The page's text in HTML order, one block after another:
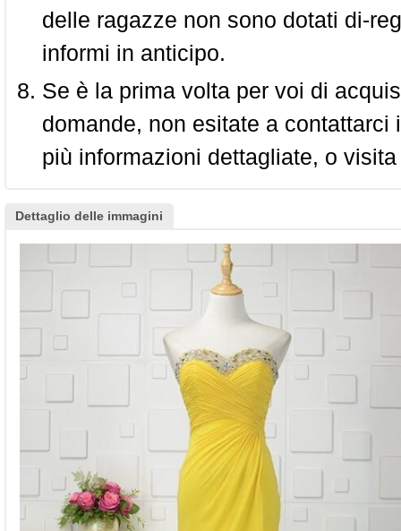
delle ragazze non sono dotati di-
informi in anticipo.
Se è la prima volta per voi di
domande, non esitate a
più informazioni dettagliate, o
Dettaglio delle immagini